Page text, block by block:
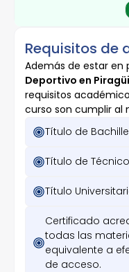
Requisitos de
Además de estar en
Deportivo en
requisitos
curso son cumplir al
Título de
Título de
Título
Certificado
todas las
equivalente a
de acceso.